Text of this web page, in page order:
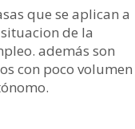
que se aplican a
de la
además son
con poco volumen